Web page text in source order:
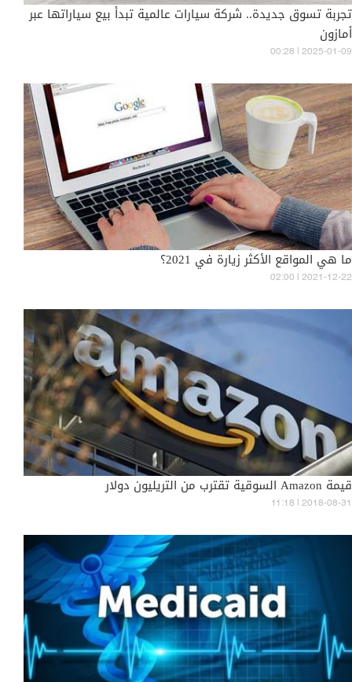
تجربة تسوق جديدة.. شركة سيارات عالمية تبدأ بيع سياراتها عبر
أمازون
00:28 | 2025-01-09
ما هي المواقع الأكثر زيارة في 2021؟
02:00 | 2021-12-22
قيمة Amazon السوقية تقترب من التريليون دولار
11:18 | 2018-08-31